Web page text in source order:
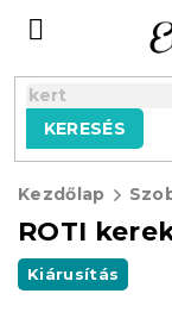
tartalomhoz
KERESÉS
Kezdőlap
ROTI
Kiárusítás